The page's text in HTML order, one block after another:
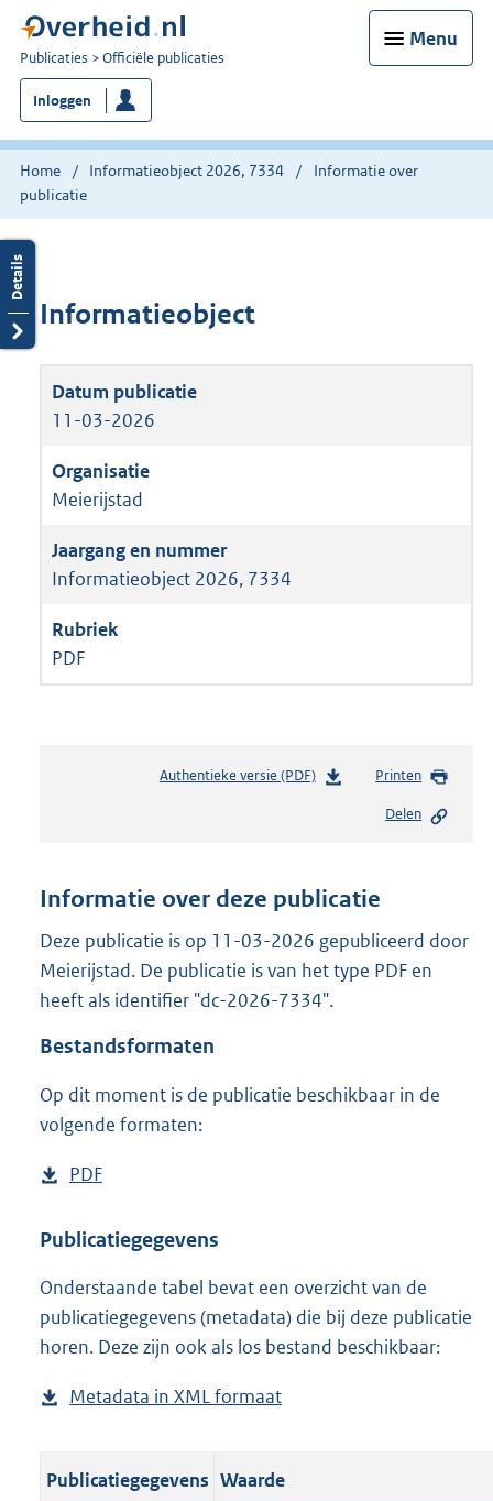
Menu
U
bent
nu
hier:
Publicaties Officiële publicaties
Inloggen
Home Informatieobject 2026, 7334
Informatie over
publicatie
Informatieobject
11-03-2026
Meierijstad
Informatieobject 2026, 7334
PDF
Authentieke versie (PDF)b
n
s
r
o
e
n
Printen
Delen
Informatie over deze publicatie
Deze publicatie is op 11-03-2026 gepubliceerd door
Meierijstad. De publicatie is van het type PDF en
heeft als identifier "dc-2026-7334".
Bestandsformaten
Op dit moment is de publicatie beschikbaar in de
volgende formaten:
D
w
l
o
a
p
b
PDF
s
a
n
d
g
o
Publicatiegegevens
Onderstaande tabel bevat een overzicht van de
publicatiegegevens (metadata) die bij deze publicatie
horen. Deze zijn ook als los bestand beschikbaar:
Metadata in XML formaat
t
Publicatiegegevens Waarde